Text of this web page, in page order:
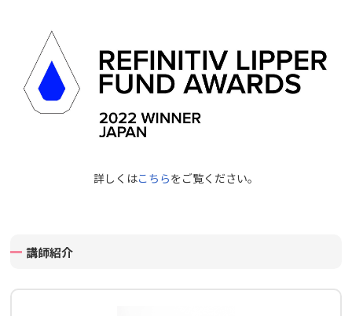
詳しくはこちらをご覧ください。
講師紹介